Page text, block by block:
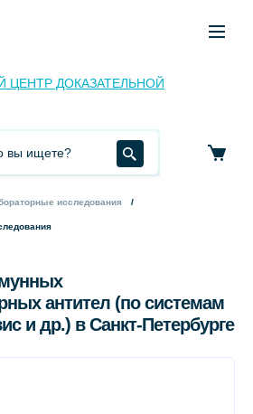
исследования
антител (по системам
и др.) в Санкт-Петербурге